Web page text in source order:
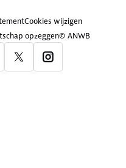
Cookies wijzigen
opzeggen© ANWB